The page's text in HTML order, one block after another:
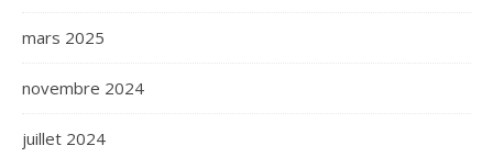
mars 2025
novembre 2024
juillet 2024